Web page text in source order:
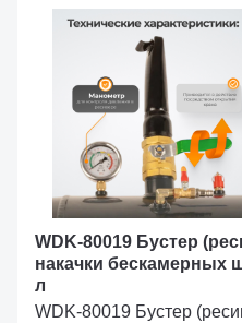
WDK-80019 Бустер
накачки бескамерных
л
WDK-80019 Бустер